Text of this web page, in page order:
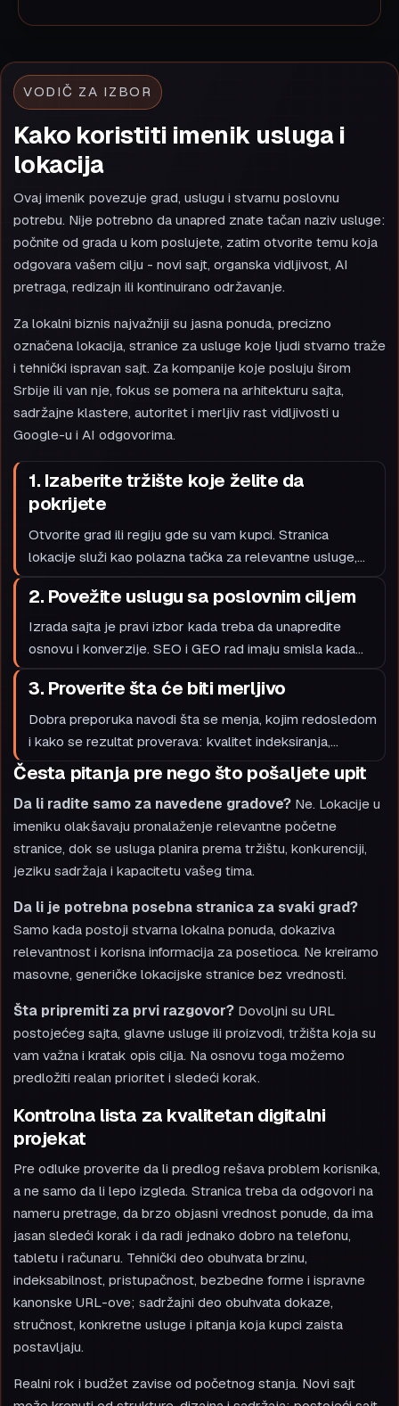
VODIČ ZA IZBOR
Kako koristiti imenik usluga i
lokacija
Ovaj imenik povezuje grad, uslugu i stvarnu poslovnu
potrebu. Nije potrebno da unapred znate tačan naziv usluge:
počnite od grada u kom poslujete, zatim otvorite temu koja
odgovara vašem cilju - novi sajt, organska vidljivost, AI
pretraga, redizajn ili kontinuirano održavanje.
Za lokalni biznis najvažniji su jasna ponuda, precizno
označena lokacija, stranice za usluge koje ljudi stvarno traže
i tehnički ispravan sajt. Za kompanije koje posluju širom
Srbije ili van nje, fokus se pomera na arhitekturu sajta,
sadržajne klastere, autoritet i merljiv rast vidljivosti u
Google-u i AI odgovorima.
1. Izaberite tržište koje želite da
pokrijete
Otvorite grad ili regiju gde su vam kupci. Stranica
lokacije služi kao polazna tačka za relevantne usluge,
primere upita i sledeće korake - ne kao zamena za
jedinstvenu strategiju vašeg brenda.
2. Povežite uslugu sa poslovnim ciljem
Izrada sajta je pravi izbor kada treba da unapredite
osnovu i konverzije. SEO i GEO rad imaju smisla kada
želite da vas publika lakše pronađe. Audit je koristan
kada već imate sajt, ali ne znate gde se gube organski
klikovi, upiti ili poverenje.
3. Proverite šta će biti merljivo
Dobra preporuka navodi šta se menja, kojim redosledom
i kako se rezultat proverava: kvalitet indeksiranja,
relevantni upiti, vidljivost u pretrazi, brzina stranice,
kvalifikovani upiti ili konverzije. Broj poseta bez
poslovnog konteksta nije dovoljan pokazatelj uspeha.
Česta pitanja pre nego što pošaljete upit
Da li radite samo za navedene gradove? Ne. Lokacije u
imeniku olakšavaju pronalaženje relevantne početne
stranice, dok se usluga planira prema tržištu, konkurenciji,
jeziku sadržaja i kapacitetu vašeg tima.
Da li je potrebna posebna stranica za svaki grad?
Samo kada postoji stvarna lokalna ponuda, dokaziva
relevantnost i korisna informacija za posetioca. Ne kreiramo
masovne, generičke lokacijske stranice bez vrednosti.
Šta pripremiti za prvi razgovor? Dovoljni su URL
postojećeg sajta, glavne usluge ili proizvodi, tržišta koja su
vam važna i kratak opis cilja. Na osnovu toga možemo
predložiti realan prioritet i sledeći korak.
Kontrolna lista za kvalitetan digitalni
projekat
Pre odluke proverite da li predlog rešava problem korisnika,
a ne samo da li lepo izgleda. Stranica treba da odgovori na
nameru pretrage, da brzo objasni vrednost ponude, da ima
jasan sledeći korak i da radi jednako dobro na telefonu,
tabletu i računaru. Tehnički deo obuhvata brzinu,
indeksabilnost, pristupačnost, bezbedne forme i ispravne
kanonske URL-ove; sadržajni deo obuhvata dokaze,
stručnost, konkretne usluge i pitanja koja kupci zaista
postavljaju.
Realni rok i budžet zavise od početnog stanja. Novi sajt